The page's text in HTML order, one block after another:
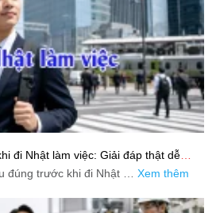
đi Nhật làm việc: Giải đáp thật dễ
đúng trước khi đi Nhật … Xem thêm